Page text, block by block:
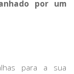
por um
para a sua